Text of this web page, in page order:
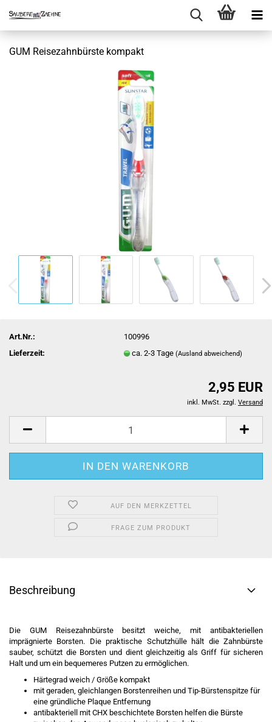
GUM Reisezahnbürste kompakt
Art.Nr.:
100996
Lieferzeit:
ca. 2-3 Tage(Ausland abweichend)
2,95 EUR
inkl. MwSt. zzgl. Versand
AUF DEN MERKZETTEL
FRAGE ZUM PRODUKT
Beschreibung
Die GUM Reisezahnbürste besitzt weiche, mit antibakteriellen
imprägnierte Borsten. Die praktische Schutzhülle hält die Zahnbürste
sauber, schützt die Borsten und dient gleichzeitig als Griff für sicheren
Halt und um ein bequemeres Putzen zu ermöglichen.
Härtegrad weich / Größe kompakt
mit geraden, gleichlangen Borstenreihen und Tip-Bürstenspitze für
eine gründliche Plaque Entfernung
antibakteriell mit CHX beschichtete Borsten helfen die Bürste